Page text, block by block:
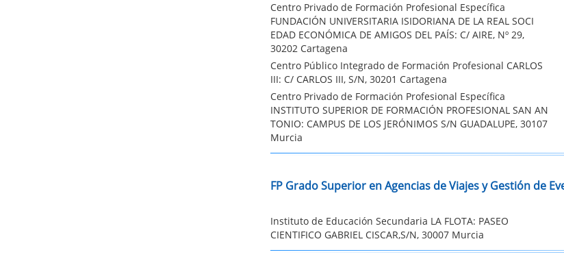
Centro Privado de Formación Profesional Específica
FUNDACIÓN UNIVERSITARIA ISIDORIANA DE LA REAL SOCI
EDAD ECONÓMICA DE AMIGOS DEL PAÍS: C/ AIRE, Nº 29,
30202 Cartagena
Centro Público Integrado de Formación Profesional CARLOS
III: C/ CARLOS III, S/N, 30201 Cartagena
Centro Privado de Formación Profesional Específica
INSTITUTO SUPERIOR DE FORMACIÓN PROFESIONAL SAN AN
TONIO: CAMPUS DE LOS JERÓNIMOS S/N GUADALUPE, 30107
Murcia
FP Grado Superior en Agencias de Viajes y Gestión de
Instituto de Educación Secundaria LA FLOTA: PASEO
CIENTIFICO GABRIEL CISCAR,S/N, 30007 Murcia